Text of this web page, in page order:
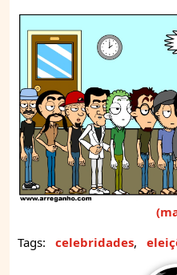
Tags:
celebridades,